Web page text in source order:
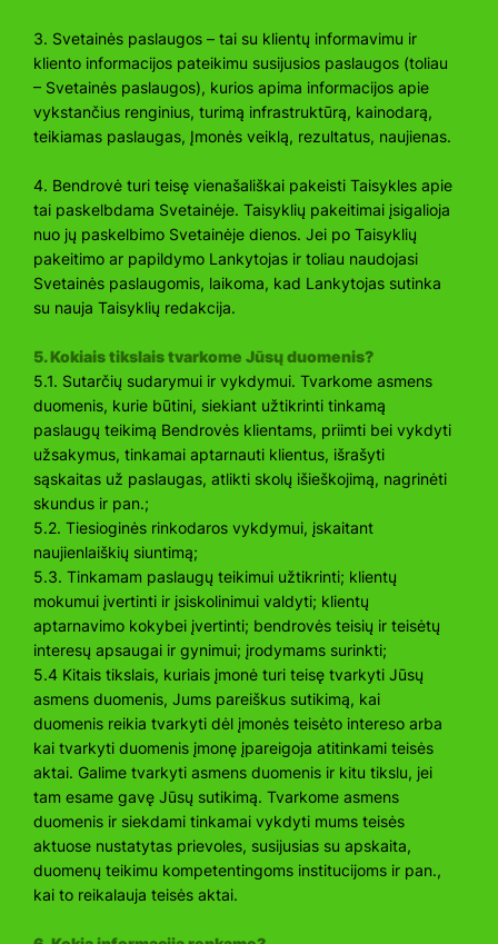
3. Svetainės paslaugos – tai su klientų informavimu ir
kliento informacijos pateikimu susijusios paslaugos (toliau
– Svetainės paslaugos), kurios apima informacijos apie
vykstančius renginius, turimą infrastruktūrą, kainodarą,
teikiamas paslaugas, Įmonės veiklą, rezultatus, naujienas.
4. Bendrovė turi teisę vienašališkai pakeisti Taisykles apie
tai paskelbdama Svetainėje. Taisyklių pakeitimai įsigalioja
nuo jų paskelbimo Svetainėje dienos. Jei po Taisyklių
pakeitimo ar papildymo Lankytojas ir toliau naudojasi
Svetainės paslaugomis, laikoma, kad Lankytojas sutinka
su nauja Taisyklių redakcija.
5. Kokiais tikslais tvarkome Jūsų duomenis?
5.1. Sutarčių sudarymui ir vykdymui. Tvarkome asmens
duomenis, kurie būtini, siekiant užtikrinti tinkamą
paslaugų teikimą Bendrovės klientams, priimti bei vykdyti
užsakymus, tinkamai aptarnauti klientus, išrašyti
sąskaitas už paslaugas, atlikti skolų išieškojimą, nagrinėti
skundus ir pan.;
5.2. Tiesioginės rinkodaros vykdymui, įskaitant
naujienlaiškių siuntimą;
5.3. Tinkamam paslaugų teikimui užtikrinti; klientų
mokumui įvertinti ir įsiskolinimui valdyti; klientų
aptarnavimo kokybei įvertinti; bendrovės teisių ir teisėtų
interesų apsaugai ir gynimui; įrodymams surinkti;
5.4 Kitais tikslais, kuriais įmonė turi teisę tvarkyti Jūsų
asmens duomenis, Jums pareiškus sutikimą, kai
duomenis reikia tvarkyti dėl įmonės teisėto intereso arba
kai tvarkyti duomenis įmonę įpareigoja atitinkami teisės
aktai. Galime tvarkyti asmens duomenis ir kitu tikslu, jei
tam esame gavę Jūsų sutikimą. Tvarkome asmens
duomenis ir siekdami tinkamai vykdyti mums teisės
aktuose nustatytas prievoles, susijusias su apskaita,
duomenų teikimu kompetentingoms institucijoms ir pan.,
kai to reikalauja teisės aktai.